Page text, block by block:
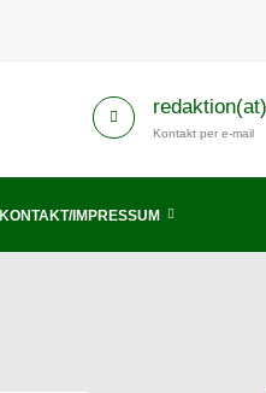
Kontakt per e-mail
KONTAKT/IMPRESSUM